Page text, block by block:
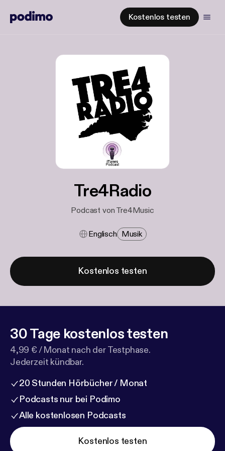
Kostenlos testen
Tre4Radio
Podcast von Tre4Music
Englisch Musik
Kostenlos testen
30 Tage kostenlos testen
4,99 € / Monat nach der Testphase.
Jederzeit kündbar.
20 Stunden Hörbücher / Monat
Podcasts nur bei Podimo
Alle kostenlosen Podcasts
Kostenlos testen